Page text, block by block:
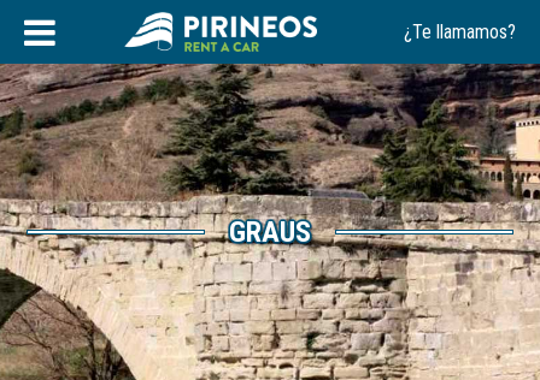
¿Te llamamos?
GRAUS